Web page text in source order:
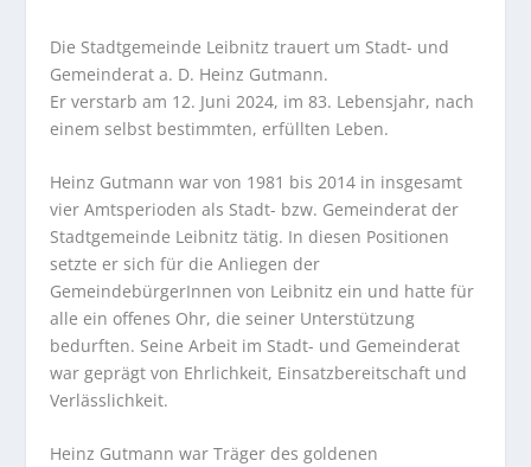
Die Stadtgemeinde Leibnitz trauert um Stadt- und
Gemeinderat a. D. Heinz Gutmann.
Er verstarb am 12. Juni 2024, im 83. Lebensjahr, nach
einem selbst bestimmten, erfüllten Leben.
Heinz Gutmann war von 1981 bis 2014 in insgesamt
vier Amtsperioden als Stadt- bzw. Gemeinderat der
Stadtgemeinde Leibnitz tätig. In diesen Positionen
setzte er sich für die Anliegen der
GemeindebürgerInnen von Leibnitz ein und hatte für
alle ein offenes Ohr, die seiner Unterstützung
bedurften. Seine Arbeit im Stadt- und Gemeinderat
war geprägt von Ehrlichkeit, Einsatzbereitschaft und
Verlässlichkeit.
Heinz Gutmann war Träger des goldenen